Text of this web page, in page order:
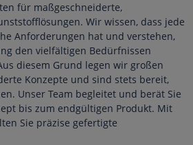
für maßgeschneiderte,
Wir wissen, dass jede
Anforderungen hat und verstehen,
den vielfältigen Bedürfnissen
diesem Grund legen wir großen
Konzepte und sind stets bereit,
Unser Team begleitet und berät Sie
bis zum endgültigen Produkt. Mit
Sie präzise gefertigte